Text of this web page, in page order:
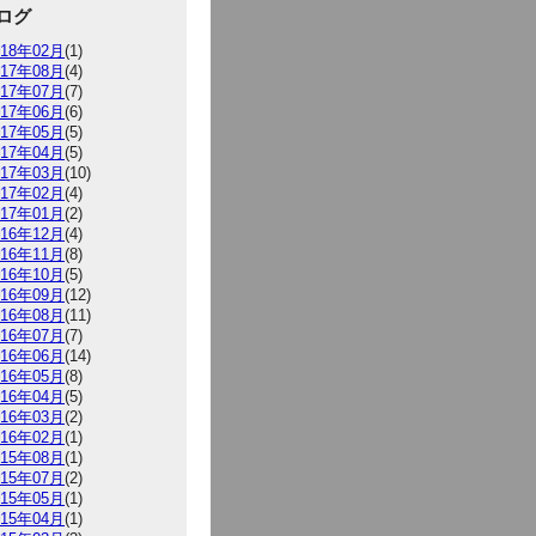
グ
年02月 (1)
年08月 (4)
年07月 (7)
年06月 (6)
年05月 (5)
年04月 (5)
年03月 (10)
年02月 (4)
年01月 (2)
年12月 (4)
年11月 (8)
年10月 (5)
年09月 (12)
年08月 (11)
年07月 (7)
年06月 (14)
年05月 (8)
年04月 (5)
年03月 (2)
年02月 (1)
年08月 (1)
年07月 (2)
年05月 (1)
年04月 (1)